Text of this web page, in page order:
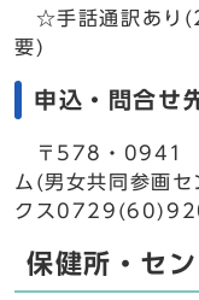
☆手話通訳あり
要)
申込・問合せ
〒578・0941
ム(男女共同参画
クス
保健所・セ